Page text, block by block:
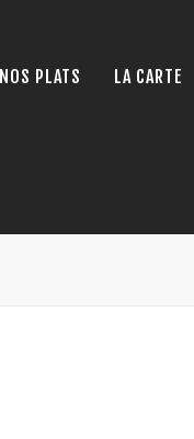
NOS PLATS LA CARTE